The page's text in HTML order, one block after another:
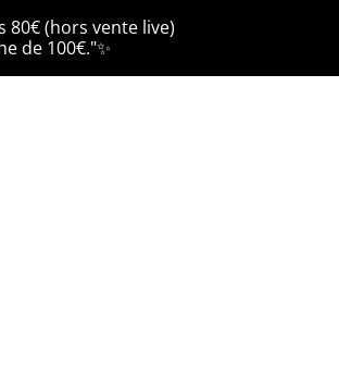
80€ (hors vente live)
de 100€."✨